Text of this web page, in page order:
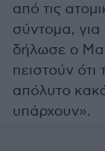
από τις
σύντομα, για
δήλωσε ο
πειστούν ότι
απόλυτο
υπάρχουν».